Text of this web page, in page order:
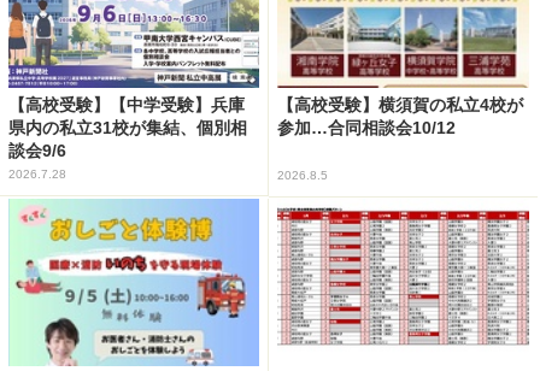
【高校受験】【中学受験】兵庫
県内の私立31校が集結、個別相
談会9/6
2026.7.28
【高校受験】横須賀の私立4校が
参加…合同相談会10/12
2026.8.5